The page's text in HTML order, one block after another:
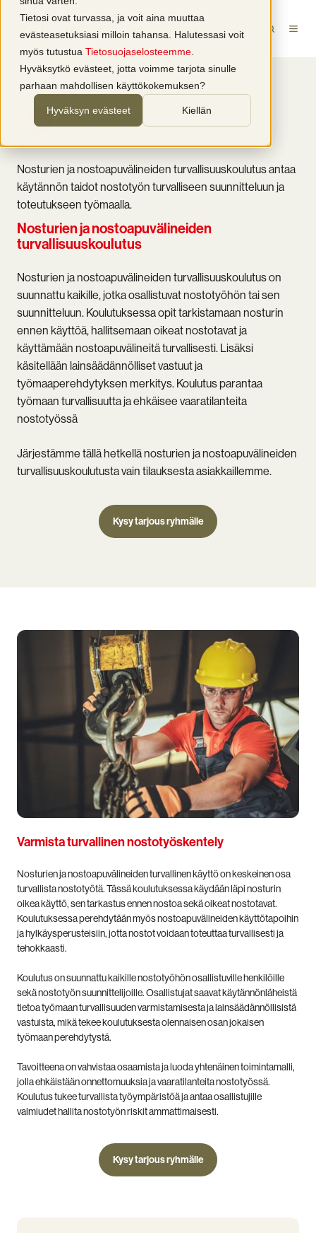
Tietosi ovat turvassa, ja voit aina muuttaa
evästeasetuksiasi milloin tahansa. Halutessasi voit
myös tutustua Tietosuojaselosteemme
Hyväksytkö evästeet, jotta voimme tarjota sinulle
parhaan mahdollisen käyttökokemuksen?
Hyväksyn evästeet
Kiellän
RYHMÄKOULUTUS
Nosturien ja nostoapuvälineiden turvallisuuskoulutus antaa
käytännön taidot nostotyön turvalliseen suunnitteluun ja
toteutukseen työmaalla.
Nosturien ja nostoapuvälineiden
turvallisuuskoulutus
Nosturien ja nostoapuvälineiden turvallisuuskoulutus on
suunnattu kaikille, jotka osallistuvat nostotyöhön tai sen
suunnitteluun. Koulutuksessa opit tarkistamaan nosturin
ennen käyttöä, hallitsemaan oikeat nostotavat ja
käyttämään nostoapuvälineitä turvallisesti. Lisäksi
käsitellään lainsäädännölliset vastuut ja
työmaaperehdytyksen merkitys. Koulutus parantaa
työmaan turvallisuutta ja ehkäisee vaaratilanteita
nostotyössä
Järjestämme tällä hetkellä nosturien ja nostoapuvälineiden
turvallisuuskoulutusta vain tilauksesta asiakkaillemme.
Kysy tarjous ryhmälle
Varmista turvallinen nostotyöskentely
Nosturien ja nostoapuvälineiden turvallinen käyttö on keskeinen osa
turvallista nostotyötä. Tässä koulutuksessa käydään läpi nosturin
oikea käyttö, sen tarkastus ennen nostoa sekä oikeat nostotavat.
Koulutuksessa perehdytään myös nostoapuvälineiden käyttötapoihin
ja hylkäysperusteisiin, jotta nostot voidaan toteuttaa turvallisesti ja
tehokkaasti.
Koulutus on suunnattu kaikille nostotyöhön osallistuville henkilöille
sekä nostotyön suunnittelijoille. Osallistujat saavat käytännönläheistä
tietoa työmaan turvallisuuden varmistamisesta ja lainsäädännöllisistä
vastuista, mikä tekee koulutuksesta olennaisen osan jokaisen
työmaan perehdytystä.
Tavoitteena on vahvistaa osaamista ja luoda yhtenäinen toimintamalli,
jolla ehkäistään onnettomuuksia ja vaaratilanteita nostotyössä.
Koulutus tukee turvallista työympäristöä ja antaa osallistujille
valmiudet hallita nostotyön riskit ammattimaisesti.
Kysy tarjous ryhmälle